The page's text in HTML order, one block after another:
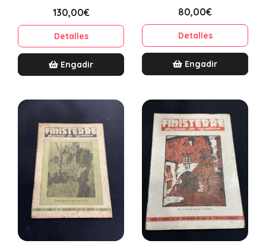
130,00€
Detalles
Engadir
80,00€
Detalles
Engadir